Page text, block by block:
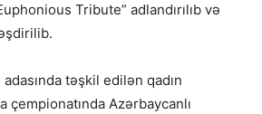
Tribute” adlandırılıb və
adasında təşkil edilən qadın
çempionatında Azərbaycanlı